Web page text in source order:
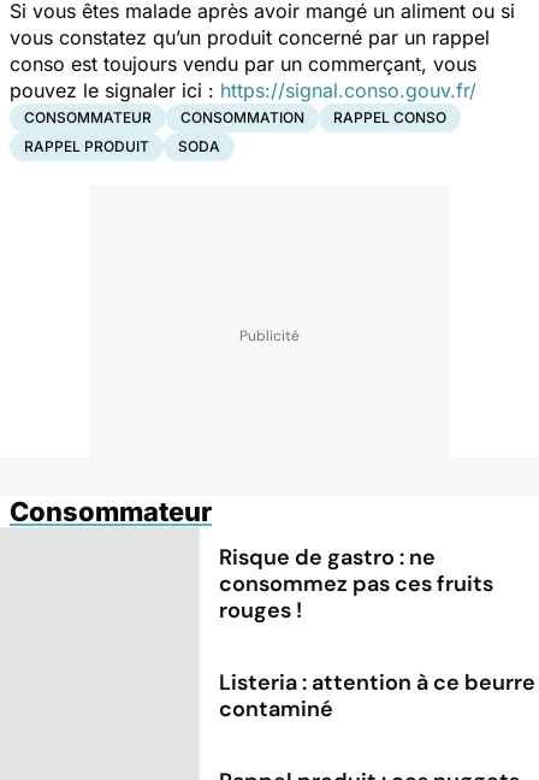
Si vous êtes malade après avoir mangé un aliment ou si
vous constatez qu’un produit concerné par un rappel
conso est toujours vendu par un commerçant, vous
pouvez le signaler ici : https://signal.conso.gouv.fr/
CONSOMMATEUR CONSOMMATION
RAPPEL CONSO
RAPPEL PRODUIT
SODA
Consommateur
Risque de gastro : ne
consommez pas ces fruits
rouges !
Listeria : attention à ce beurre
contaminé